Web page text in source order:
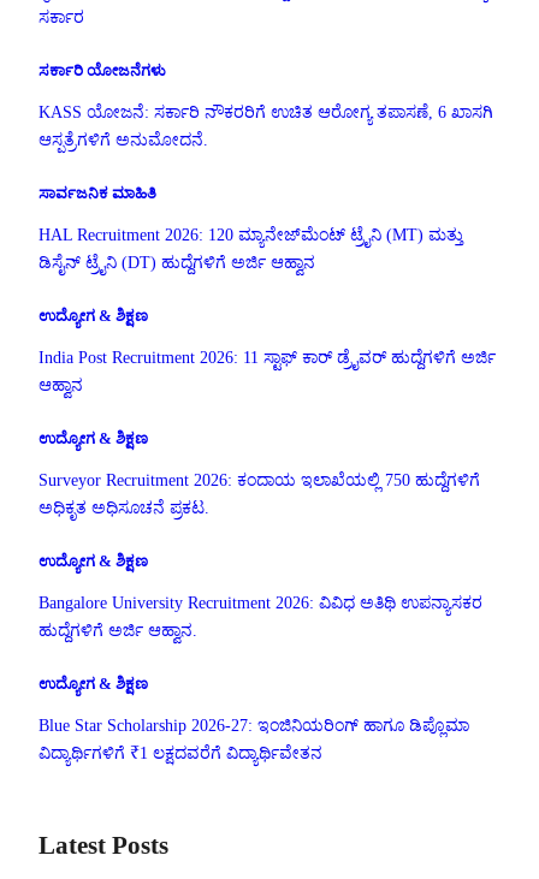
ಸರ್ಕಾರ
ಸರ್ಕಾರಿ ಯೋಜನೆಗಳು
KASS ಯೋಜನೆ: ಸರ್ಕಾರಿ ನೌಕರರಿಗೆ ಉಚಿತ ಆರೋಗ್ಯ ತಪಾಸಣೆ, 6 ಖಾಸಗಿ
ಆಸ್ಪತ್ರೆಗಳಿಗೆ ಅನುಮೋದನೆ.
ಸಾರ್ವಜನಿಕ ಮಾಹಿತಿ
HAL Recruitment 2026: 120 ಮ್ಯಾನೇಜ್‌ಮೆಂಟ್ ಟ್ರೈನಿ (MT) ಮತ್ತು
ಡಿಸೈನ್ ಟ್ರೈನಿ (DT) ಹುದ್ದೆಗಳಿಗೆ ಅರ್ಜಿ ಆಹ್ವಾನ
ಉದ್ಯೋಗ & ಶಿಕ್ಷಣ
India Post Recruitment 2026: 11 ಸ್ಟಾಫ್ ಕಾರ್ ಡ್ರೈವರ್ ಹುದ್ದೆಗಳಿಗೆ ಅರ್ಜಿ
ಆಹ್ವಾನ
ಉದ್ಯೋಗ & ಶಿಕ್ಷಣ
Surveyor Recruitment 2026: ಕಂದಾಯ ಇಲಾಖೆಯಲ್ಲಿ 750 ಹುದ್ದೆಗಳಿಗೆ
ಅಧಿಕೃತ ಅಧಿಸೂಚನೆ ಪ್ರಕಟ.
ಉದ್ಯೋಗ & ಶಿಕ್ಷಣ
Bangalore University Recruitment 2026: ವಿವಿಧ ಅತಿಥಿ ಉಪನ್ಯಾಸಕರ
ಹುದ್ದೆಗಳಿಗೆ ಅರ್ಜಿ ಆಹ್ವಾನ.
ಉದ್ಯೋಗ & ಶಿಕ್ಷಣ
Blue Star Scholarship 2026-27: ಇಂಜಿನಿಯರಿಂಗ್ ಹಾಗೂ ಡಿಪ್ಲೊಮಾ
ವಿದ್ಯಾರ್ಥಿಗಳಿಗೆ ₹1 ಲಕ್ಷದವರೆಗೆ ವಿದ್ಯಾರ್ಥಿವೇತನ
Latest Posts